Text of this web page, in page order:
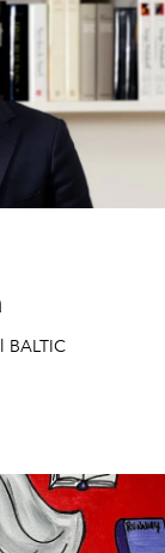
BALTIC